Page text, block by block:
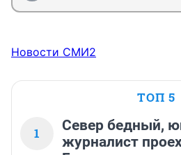
Новости СМИ2
ТОП 5
1
Север бедный,
журналист